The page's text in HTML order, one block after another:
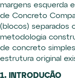
margens esquerda
de Concreto
(blocos) separados
metodologia
de concreto
estrutura original
1. INTRODUÇÃO